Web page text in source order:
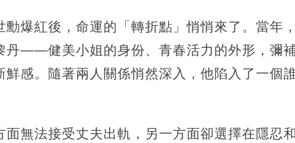
勳爆紅後，命運的「轉折點」悄悄來了。當年
丹——健美小姐的身份、青春活力的外形，彌
鮮感。隨著兩人關係悄然深入，他陷入了一個
面無法接受丈夫出軌，另一方面卻選擇在隱忍